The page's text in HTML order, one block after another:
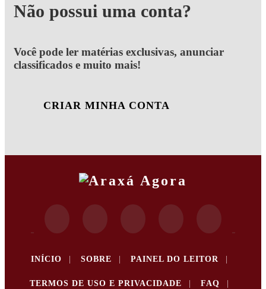
Não possui uma conta?
Você pode ler matérias exclusivas, anunciar
classificados e muito mais!
CRIAR MINHA CONTA
INÍCIO SOBRE PAINEL DO LEITOR
TERMOS DE USO E PRIVACIDADE FAQ